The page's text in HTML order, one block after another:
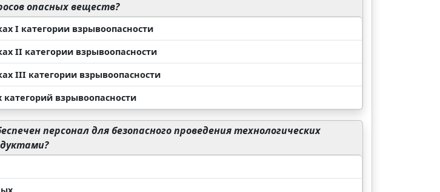
опасных веществ?
I категории взрывоопасности
II категории взрывоопасности
III категории взрывоопасности
категорий взрывоопасности
персонал для безопасного проведения технологических